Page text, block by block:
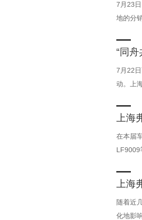
7月23
地的分
“同
7月22
动。上
上海
在本届
LF9009
上
随着近
化地影